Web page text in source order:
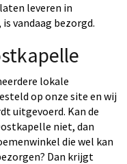
leveren in
vandaag bezorgd.
lokale
op onze site en wij
uitgevoerd. Kan de
niet, dan
die wel kan
Dan krijgt